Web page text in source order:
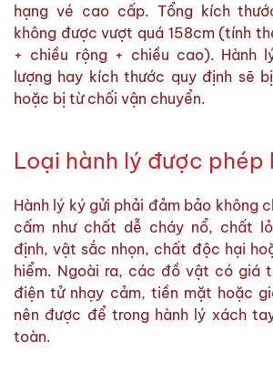
hạng vé cao cấp. Tổng kích
không được vượt quá 158cm (tính
+ chiều rộng + chiều cao). Hành
lượng hay kích thước quy định sẽ
hoặc bị từ chối vận chuyển.
Loại hành lý được phép
Hành lý ký gửi phải đảm bảo không
cấm như chất dễ cháy nổ, chất
định, vật sắc nhọn, chất độc hại
hiểm. Ngoài ra, các đồ vật có giá
điện tử nhạy cảm, tiền mặt hoặc
nên được để trong hành lý xách
toàn.